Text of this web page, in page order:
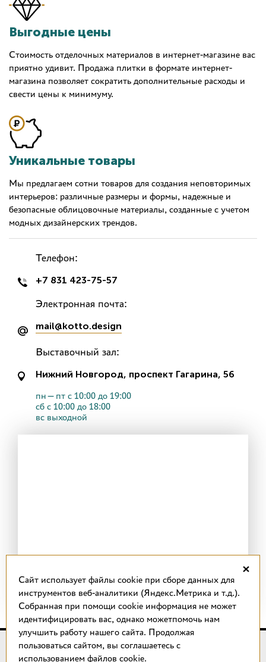
Выгодные цены
Стоимость отделочных материалов в интернет-магазине вас
приятно удивит. Продажа плитки в формате интернет-
магазина позволяет сократить дополнительные расходы и
свести цены к минимуму.
Уникальные товары
Мы предлагаем сотни товаров для создания неповторимых
интерьеров: различные размеры и формы, надежные и
безопасные облицовочные материалы, созданные с учетом
модных дизайнерских трендов.
Телефон:
+7 831 423-75-57
Электронная почта:
mail@kotto.design
Выставочный зал:
Нижний Новгород, проспект Гагарина, 56
пн—пт с 10:00 до 19:00
сб с 10:00 до 18:00
вс выходной
© 2018 – 2026 КОТТО design
×
Cайт использует файлы cookie при сборе данных для
инструментов веб-аналитики (Яндекс.Метрика и т.д.).
Собранная при помощи cookie информация не может
идентифицировать вас, однако можетпомочь нам
улучшить работу нашего сайта. Продолжая
пользоваться сайтом, вы соглашаетесь с
использованием файлов cookie.